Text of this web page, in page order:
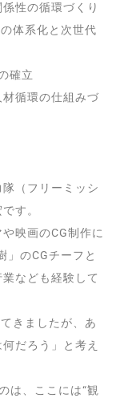
性の循環づくり
体系化と次世代
確立
材循環の仕組みづ
（フリーミッシ
す。
映画のCG制作に
」のCGチーフと
なども経験して
きましたが、あ
だろう」と考え
は、ここには“観